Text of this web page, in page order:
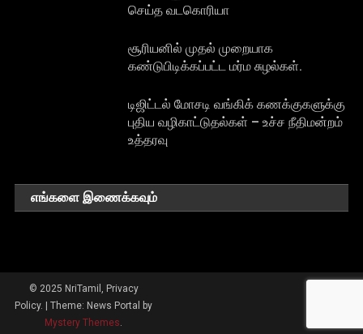
செய்த வடகொரியா
சூரியனில் முதல் முறையாக
கண்டுபிடிக்கப்பட்ட மர்ம சுழல்கள்.
டிஜிட்டல் மோசடி வங்கிக் கணக்குகளுக்கு
புதிய வழிகாட்டுதல்கள் – உச்ச நீதிமன்றம்
உத்தரவு
எங்களை இணைக்கவும்
© 2025 NriTamil, Privacy
Policy.
|Theme: News Portal by
Mystery Themes.